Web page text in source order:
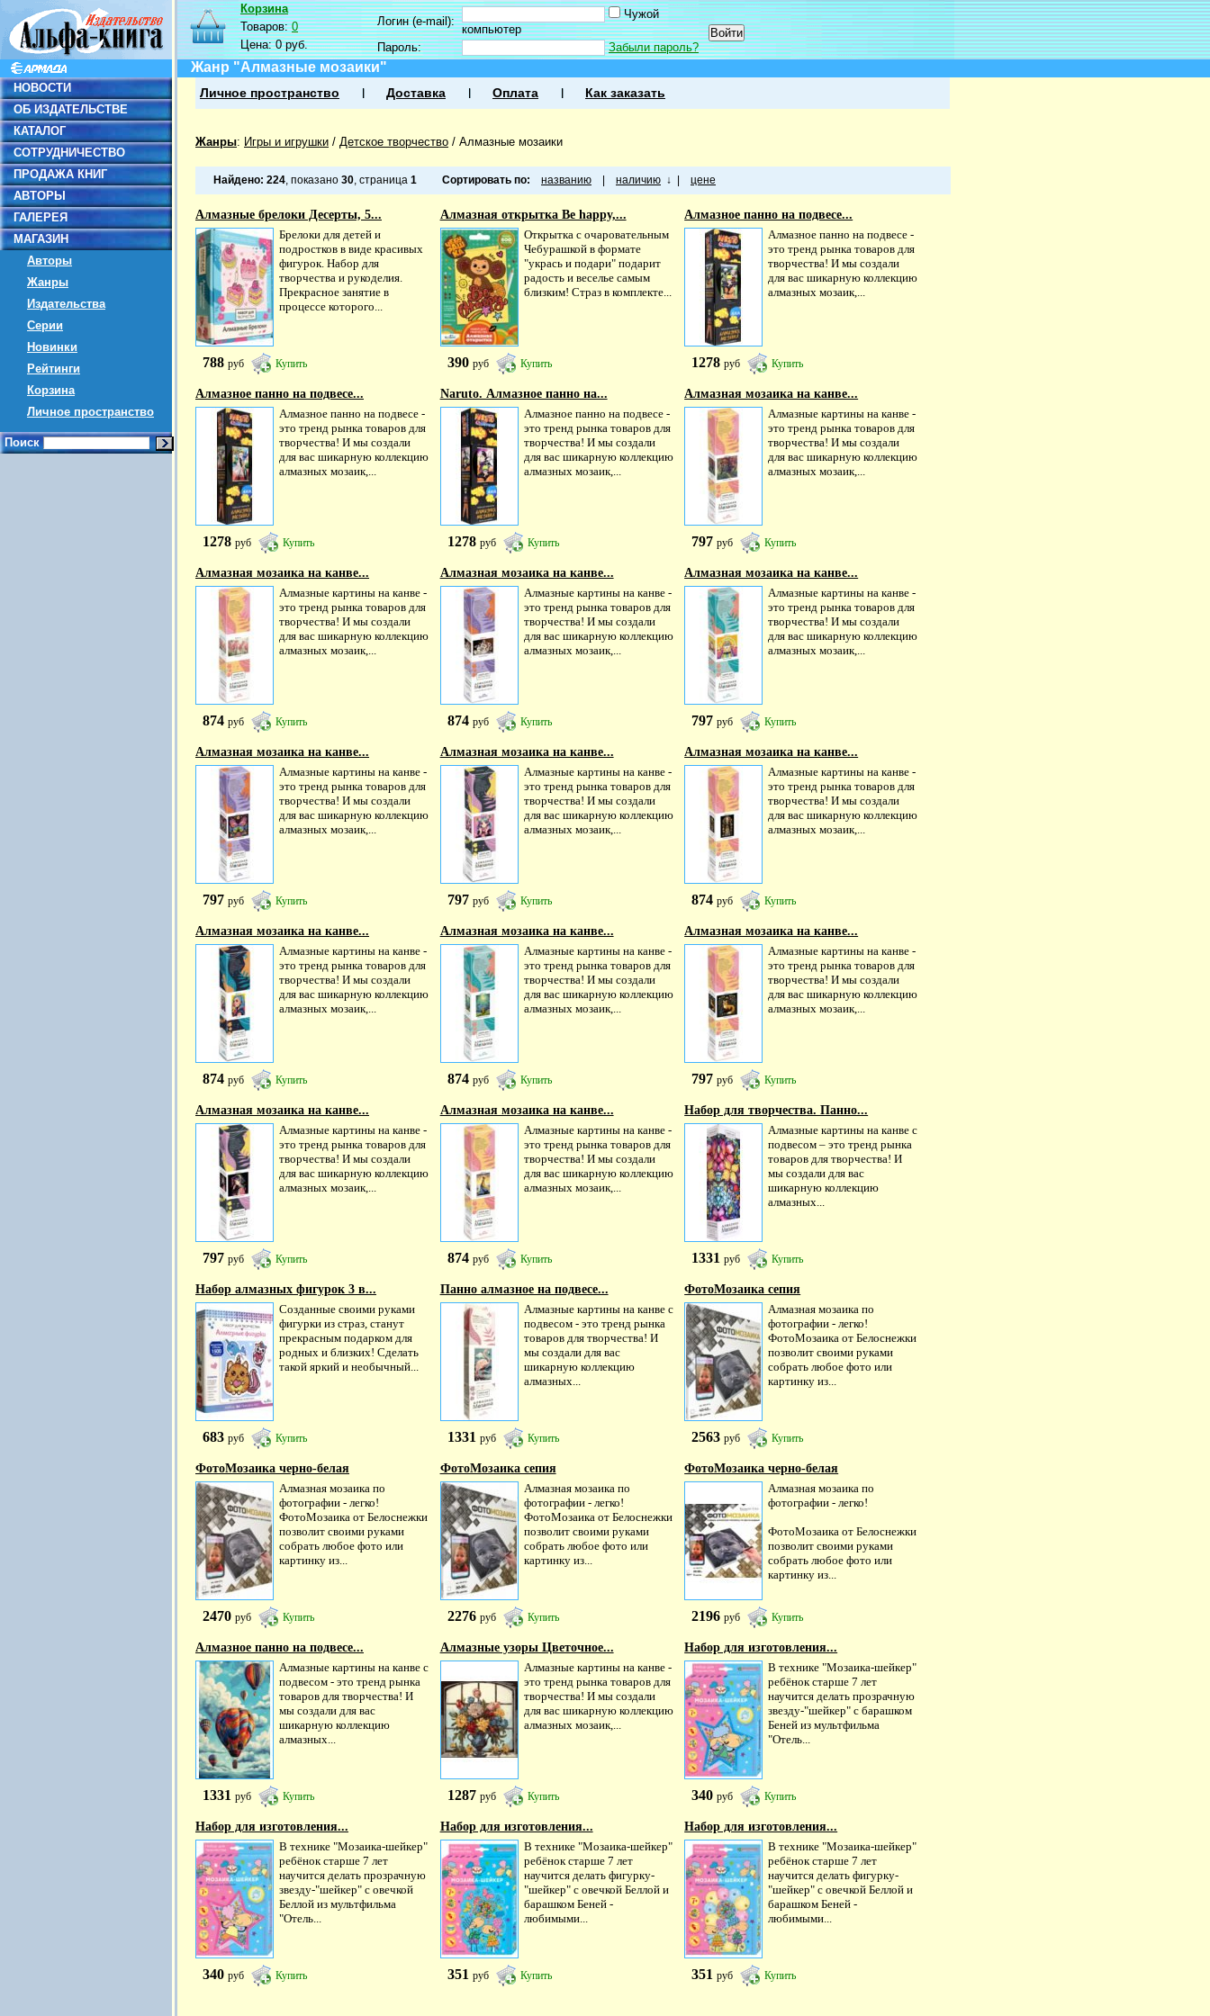
НОВОСТИ
ОБ ИЗДАТЕЛЬСТВЕ
КАТАЛОГ
СОТРУДНИЧЕСТВО
ПРОДАЖА КНИГ
АВТОРЫ
ГАЛЕРЕЯ
МАГАЗИН
Авторы
Жанры
Издательства
Серии
Новинки
Рейтинги
Корзина
Личное пространство
Поиск
Корзина
Товаров:0
Цена:0 руб.
Логин (e-mail):
Чужой
компьютер
Пароль:
Забыли пароль?
Жанр "Алмазные мозаики"
Личное пространство Доставка Оплата Как заказать
Жанры: Игры и игрушки / Детское творчество / Алмазные мозаики
Найдено: 224, показано 30, страница 1 Сортировать по: названию наличию ↓ цене
Алмазные брелоки Десерты, 5...
Брелоки для детей и
подростков в виде красивых
фигурок. Набор для
творчества и рукоделия.
Прекрасное занятие в
процессе которого...
788 руб Купить
Алмазная открытка Be happy,...
Открытка с очаровательным
Чебурашкой в формате
"укрась и подари" подарит
радость и веселье самым
близким! Страз в комплекте...
390 руб Купить
Алмазное панно на подвесе...
Алмазное панно на подвесе -
это тренд рынка товаров для
творчества! И мы создали
для вас шикарную коллекцию
алмазных мозаик,...
1278руб Купить
Алмазное панно на подвесе...
Алмазное панно на подвесе -
это тренд рынка товаров для
творчества! И мы создали
для вас шикарную коллекцию
алмазных мозаик,...
1278 руб Купить
Naruto. Алмазное панно на...
Алмазное панно на подвесе -
это тренд рынка товаров для
творчества! И мы создали
для вас шикарную коллекцию
алмазных мозаик,...
1278 руб Купить
Алмазная мозаика на канве...
Алмазные картины на канве -
это тренд рынка товаров для
творчества! И мы создали
для вас шикарную коллекцию
алмазных мозаик,...
797руб Купить
Алмазная мозаика на канве...
Алмазные картины на канве -
это тренд рынка товаров для
творчества! И мы создали
для вас шикарную коллекцию
алмазных мозаик,...
874 руб Купить
Алмазная мозаика на канве...
Алмазные картины на канве -
это тренд рынка товаров для
творчества! И мы создали
для вас шикарную коллекцию
алмазных мозаик,...
874 руб Купить
Алмазная мозаика на канве...
Алмазные картины на канве -
это тренд рынка товаров для
творчества! И мы создали
для вас шикарную коллекцию
алмазных мозаик,...
797руб Купить
Алмазная мозаика на канве...
Алмазные картины на канве -
это тренд рынка товаров для
творчества! И мы создали
для вас шикарную коллекцию
алмазных мозаик,...
797 руб Купить
Алмазная мозаика на канве...
Алмазные картины на канве -
это тренд рынка товаров для
творчества! И мы создали
для вас шикарную коллекцию
алмазных мозаик,...
797 руб Купить
Алмазная мозаика на канве...
Алмазные картины на канве -
это тренд рынка товаров для
творчества! И мы создали
для вас шикарную коллекцию
алмазных мозаик,...
874руб Купить
Алмазная мозаика на канве...
Алмазные картины на канве -
это тренд рынка товаров для
творчества! И мы создали
для вас шикарную коллекцию
алмазных мозаик,...
874 руб Купить
Алмазная мозаика на канве...
Алмазные картины на канве -
это тренд рынка товаров для
творчества! И мы создали
для вас шикарную коллекцию
алмазных мозаик,...
874 руб Купить
Алмазная мозаика на канве...
Алмазные картины на канве -
это тренд рынка товаров для
творчества! И мы создали
для вас шикарную коллекцию
алмазных мозаик,...
797руб Купить
Алмазная мозаика на канве...
Алмазные картины на канве -
это тренд рынка товаров для
творчества! И мы создали
для вас шикарную коллекцию
алмазных мозаик,...
797 руб Купить
Алмазная мозаика на канве...
Алмазные картины на канве -
это тренд рынка товаров для
творчества! И мы создали
для вас шикарную коллекцию
алмазных мозаик,...
874 руб Купить
Набор для творчества. Панно...
Алмазные картины на канве с
подвесом – это тренд рынка
товаров для творчества! И
мы создали для вас
шикарную коллекцию
алмазных...
1331руб Купить
Набор алмазных фигурок 3 в...
Созданные своими руками
фигурки из страз, станут
прекрасным подарком для
родных и близких! Сделать
такой яркий и необычный...
683 руб Купить
Панно алмазное на подвесе...
Алмазные картины на канве с
подвесом - это тренд рынка
товаров для творчества! И
мы создали для вас
шикарную коллекцию
алмазных...
1331 руб Купить
ФотоМозаика сепия
Алмазная мозаика по
фотографии - легко!
ФотоМозаика от Белоснежки
позволит своими руками
собрать любое фото или
картинку из...
2563руб Купить
ФотоМозаика черно-белая
Алмазная мозаика по
фотографии - легко!
ФотоМозаика от Белоснежки
позволит своими руками
собрать любое фото или
картинку из...
2470 руб Купить
ФотоМозаика сепия
Алмазная мозаика по
фотографии - легко!
ФотоМозаика от Белоснежки
позволит своими руками
собрать любое фото или
картинку из...
2276 руб Купить
ФотоМозаика черно-белая
Алмазная мозаика по
фотографии - легко!
ФотоМозаика от Белоснежки
позволит своими руками
собрать любое фото или
картинку из...
2196руб Купить
Алмазное панно на подвесе...
Алмазные картины на канве с
подвесом - это тренд рынка
товаров для творчества! И
мы создали для вас
шикарную коллекцию
алмазных...
1331 руб Купить
Алмазные узоры Цветочное...
Алмазные картины на канве -
это тренд рынка товаров для
творчества! И мы создали
для вас шикарную коллекцию
алмазных мозаик,...
1287 руб Купить
Набор для изготовления...
В технике "Мозаика-шейкер"
ребёнок старше 7 лет
научится делать прозрачную
звезду-"шейкер" с барашком
Беней из мультфильма
"Отель...
340руб Купить
Набор для изготовления...
В технике "Мозаика-шейкер"
ребёнок старше 7 лет
научится делать прозрачную
звезду-"шейкер" с овечкой
Беллой из мультфильма
"Отель...
340 руб Купить
Набор для изготовления...
В технике "Мозаика-шейкер"
ребёнок старше 7 лет
научится делать фигурку-
"шейкер" с овечкой Беллой и
барашком Беней -
любимыми...
351 руб Купить
Набор для изготовления...
В технике "Мозаика-шейкер"
ребёнок старше 7 лет
научится делать фигурку-
"шейкер" с овечкой Беллой и
барашком Беней -
любимыми...
351руб Купить